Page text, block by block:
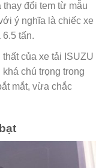
đổi tem từ mẫu
ý nghĩa là chiếc xe
tấn.
của xe tải ISUZU
chú trọng trong
mắt, vừa chắc